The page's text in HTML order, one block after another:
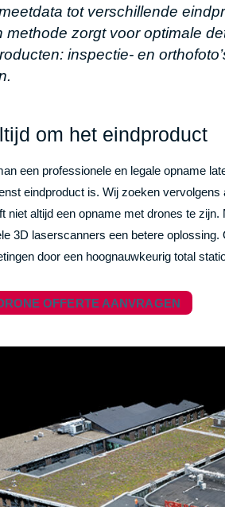
tot verschillende
methode zorgt voor optimale
inspectie- en
om het eindproduct
een professionele en legale opname
eindproduct is. Wij zoeken
niet altijd een opname met drones te
3D laserscanners een betere
door een hoognauwkeurig total
OFFERTE AANVRAGEN